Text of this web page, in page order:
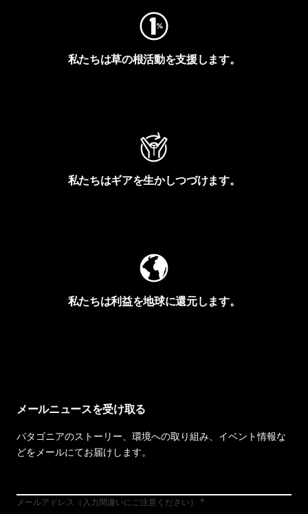
私たちは草の根活動を支援します。
私たちはギアを生かしつづけます。
私たちは利益を地球に還元します。
メールニュースを受け取る
パタゴニアのストーリー、環境への取り組み、イベント情報な
どをメールにてお届けします。
メールアドレス（入力間違いにご注意ください）